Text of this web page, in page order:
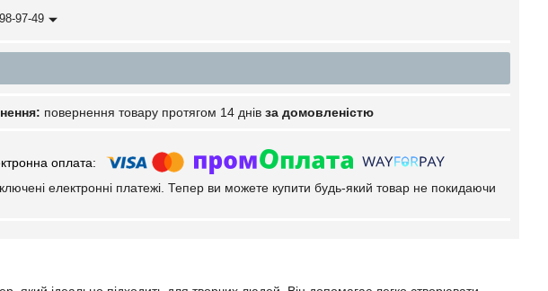
97-49
повернення товару протягом 14 днів за домовленістю
електронні платежі. Тепер ви можете купити будь-який товар не покидаючи